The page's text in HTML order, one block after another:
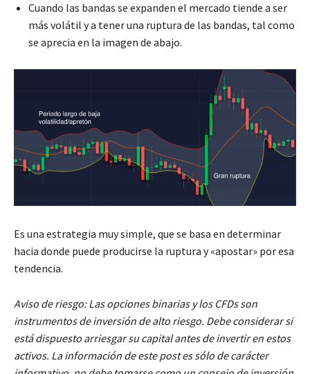
Cuando las bandas se expanden el mercado tiende a ser
más volátil y a tener una ruptura de las bandas, tal como
se aprecia en la imagen de abajo.
Es una estrategia muy simple, que se basa en determinar
hacia donde puede producirse la ruptura y «apostar» por esa
tendencia.
Aviso de riesgo: Las opciones binarias y los CFDs son
instrumentos de inversión de alto riesgo. Debe considerar si
está dispuesto arriesgar su capital antes de invertir en estos
activos. La información de este post es sólo de carácter